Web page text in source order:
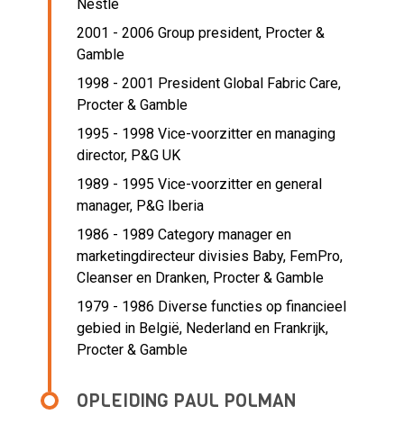
Nestlé
2001 - 2006 Group president, Procter &
Gamble
1998 - 2001 President Global Fabric Care,
Procter & Gamble
1995 - 1998 Vice-voorzitter en managing
director, P&G UK
1989 - 1995 Vice-voorzitter en general
manager, P&G Iberia
1986 - 1989 Category manager en
marketingdirecteur divisies Baby, FemPro,
Cleanser en Dranken, Procter & Gamble
1979 - 1986 Diverse functies op financieel
gebied in België, Nederland en Frankrijk,
Procter & Gamble
OPLEIDING PAUL POLMAN